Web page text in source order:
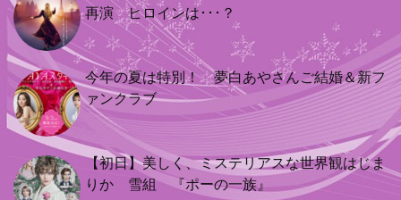
再演 ヒロインは･･･？
今年の夏は特別！ 夢白あやさんご結婚＆新フ
ァンクラブ
【初日】美しく、ミステリアスな世界観はじま
りか 雪組 『ポーの一族』